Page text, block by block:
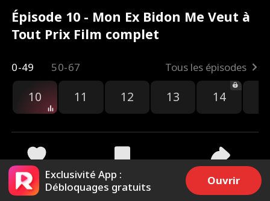
Épisode 10 - Mon Ex Bidon Me Veut à
Tout Prix Film complet
0-49 50-67 Tous les épisodes
10 11 12 13 14
2.8k 51.6k Partager
Exclusivité App :
Débloquages gratuits
Ouvrir